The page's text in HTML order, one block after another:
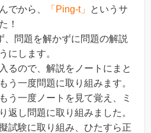
でから、
「Ping-t」
というサ
！
、問題を解かずに問題の解説
にします。
るので、解説をノートにまと
う一度問題に取り組みます。
う一度ノートを見て覚え、ミ
返し問題に取り組みました。
試験に取り組み、ひたすら正